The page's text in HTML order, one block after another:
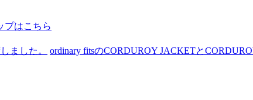
プはこちら
ました。 ordinary fitsのCORDUROY JACKETと